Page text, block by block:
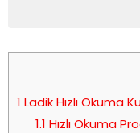
1 Ladik Hızlı Okuma
1.1 Hızlı Okuma